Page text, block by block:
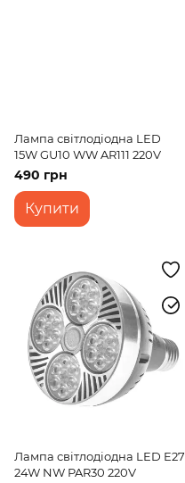
Лампа світлодіодна LED
15W GU10 WW AR111 220V
490 грн
Купити
Лампа світлодіодна LED E27
24W NW PAR30 220V